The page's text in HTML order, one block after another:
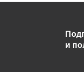
и